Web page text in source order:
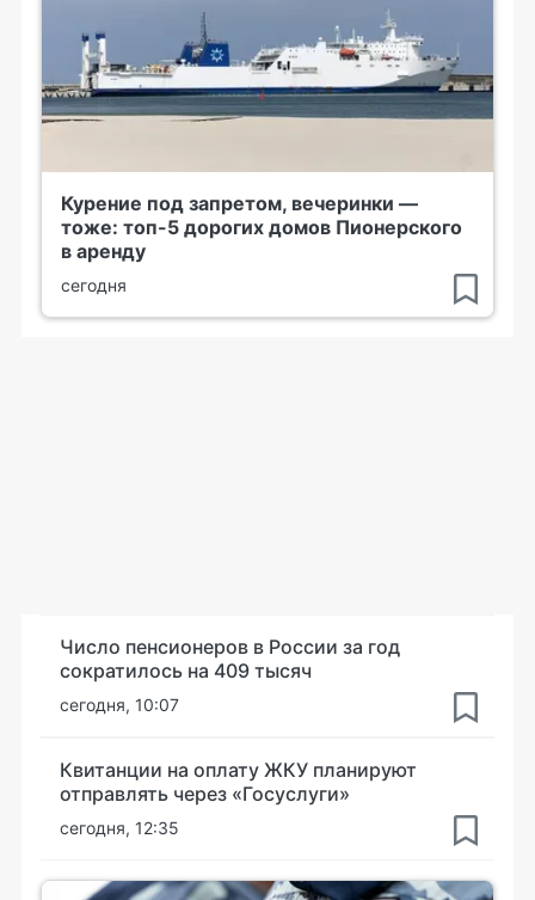
Курение под запретом, вечеринки —
тоже: топ-5 дорогих домов Пионерского
в аренду
сегодня
Число пенсионеров в России за год
сократилось на 409 тысяч
сегодня, 10:07
Квитанции на оплату ЖКУ планируют
отправлять через «Госуслуги»
сегодня, 12:35